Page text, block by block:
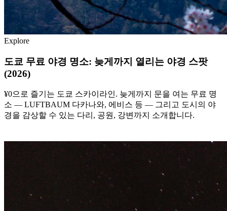
Explore
도쿄 무료 야경 명소: 늦게까지 열리는 야경 스팟
(2026)
¥0으로 즐기는 도쿄 스카이라인. 늦게까지 문을 여는 무료 명
소 — LUFTBAUM 다카나와, 에비스 등 — 그리고 도시의 야
경을 감상할 수 있는 다리, 공원, 강변까지 소개합니다.